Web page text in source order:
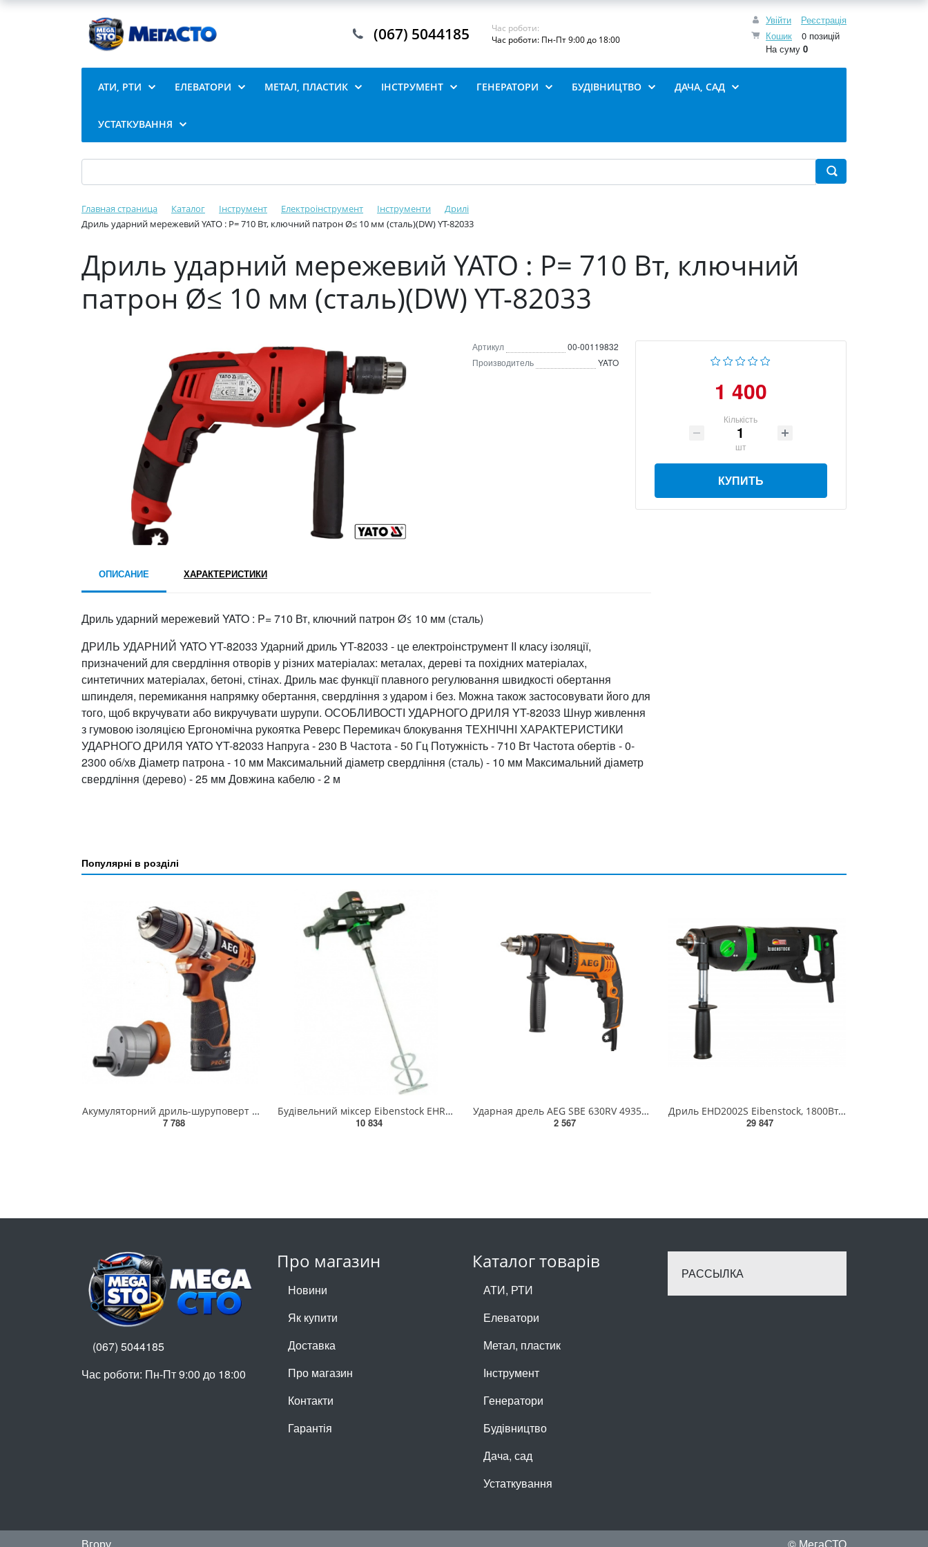
Увійти
Реєстрація
Кошик
0 позицій
На суму 0
(067) 5044185
Час роботи:
Час роботи: Пн-Пт 9:00 до 18:00
АТИ, РТИ ЕЛЕВАТОРИ МЕТАЛ, ПЛАСТИК ІНСТРУМЕНТ ГЕНЕРАТОРИ БУДІВНИЦТВО ДАЧА, САД
УСТАТКУВАННЯ
Главная страница Каталог Інструмент Електроінструмент Інструменти
Дрилі
Дриль ударний мережевий YATO : P= 710 Вт, ключний патрон Ø≤ 10 мм (сталь)(DW) YT-82033
Дриль ударний мережевий YATO : P= 710 Вт, ключний
патрон Ø≤ 10 мм (сталь)(DW) YT-82033
Артикул
00-00119832
Производитель
YATO
1 400
Кількість
шт
КУПИТЬ
ОПИСАНИЕ ХАРАКТЕРИСТИКИ
Дриль ударний мережевий YATO : P= 710 Вт, ключний патрон Ø≤ 10 мм (сталь)
ДРИЛЬ УДАРНИЙ YATO YT-82033 Ударний дриль YT-82033 - це електроінструмент II класу ізоляції,
призначений для свердління отворів у різних матеріалах: металах, дереві та похідних матеріалах,
синтетичних матеріалах, бетоні, стінах. Дриль має функції плавного регулювання швидкості обертання
шпинделя, перемикання напрямку обертання, свердління з ударом і без. Можна також застосовувати його для
того, щоб вкручувати або викручувати шурупи. ОСОБЛИВОСТІ УДАРНОГО ДРИЛЯ YT-82033 Шнур живлення
з гумовою ізоляцією Ергономічна рукоятка Реверс Перемикач блокування ТЕХНІЧНІ ХАРАКТЕРИСТИКИ
УДАРНОГО ДРИЛЯ YATO YT-82033 Напруга - 230 В Частота - 50 Гц Потужність - 710 Вт Частота обертів - 0-
2300 об/хв Діаметр патрона - 10 мм Максимальний діаметр свердління (сталь) - 10 мм Максимальний діаметр
свердління (дерево) - 25 мм Довжина кабелю - 2 м
Популярні в розділі
Акумуляторний дриль-шуруповерт BBS12C2LI-202BKIT3
7 788
Будівельний міксер Eibenstock EHR 20.1 L SET (07701000)
10 834
Ударная дрель AEG SBE 630RV 4935459406
2 567
Дриль EHD2002S Eibenstock, 1800Вт, 230В, 1700/3000об/хв, Ø32-132мм, М18, Ø53мм, 5,9кг
29 847
Про магазин
Новини
Як купити
Доставка
Про магазин
Контакти
Гарантія
Каталог товарів
АТИ, РТИ
Елеватори
Метал, пластик
Інструмент
Генератори
Будівництво
Дача, сад
Устаткування
РАССЫЛКА
(067) 5044185
Час роботи: Пн-Пт 9:00 до 18:00